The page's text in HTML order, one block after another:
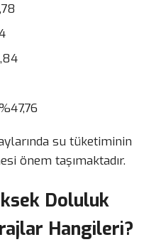
su tüketiminin
önem taşımaktadır.
Doluluk
Hangileri?